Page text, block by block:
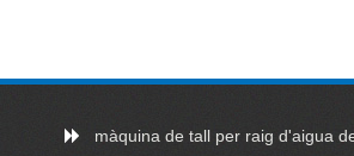
màquina de tall per raig d'aigua